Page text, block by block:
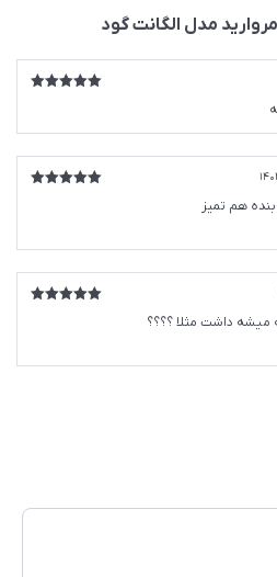
مروارید مدل الگانت گود
هم تمیز
میشه داشت مثلا ؟؟؟؟